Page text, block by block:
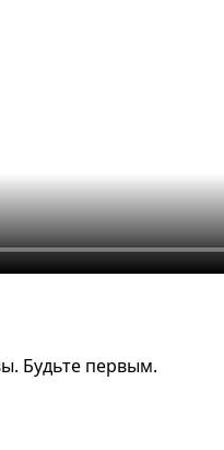
Будьте первым.